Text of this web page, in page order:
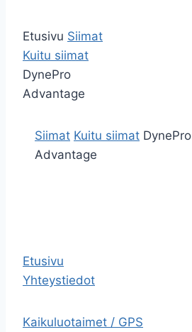
Etusivu Siimat
Kuitu siimat
DynePro
Advantage
Siimat Kuitu siimat DynePro
Advantage
Etusivu
Yhteystiedot
Kaikuluotaimet / GPS